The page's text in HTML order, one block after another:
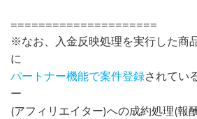
=====================
※なお、入金反映処理を実行した商
に
パートナー機能で案件登録されてい
ー
(アフィリエイター)への成約処理(報